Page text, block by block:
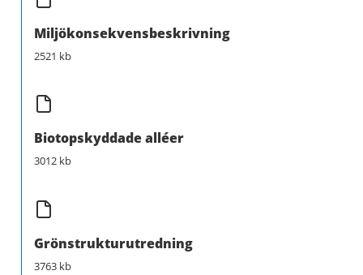
Miljökonsekvensbeskrivning
2521 kb
Biotopskyddade alléer
3012 kb
Grönstrukturutredning
3763 kb